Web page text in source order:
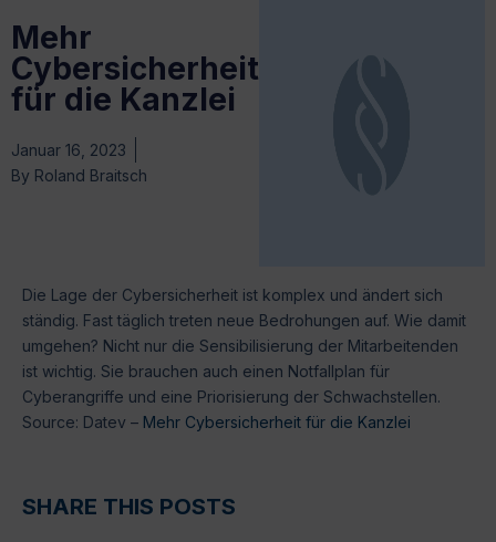
Mehr
Cybersicherheit
für die Kanzlei
Januar 16, 2023
By Roland Braitsch
Die Lage der Cybersicherheit ist komplex und ändert sich
ständig. Fast täglich treten neue Bedrohungen auf. Wie damit
umgehen? Nicht nur die Sensibilisierung der Mitarbeitenden
ist wichtig. Sie brauchen auch einen Notfallplan für
Cyberangriffe und eine Priorisierung der Schwachstellen.
Source: Datev – Mehr Cybersicherheit für die Kanzlei
SHARE THIS POSTS